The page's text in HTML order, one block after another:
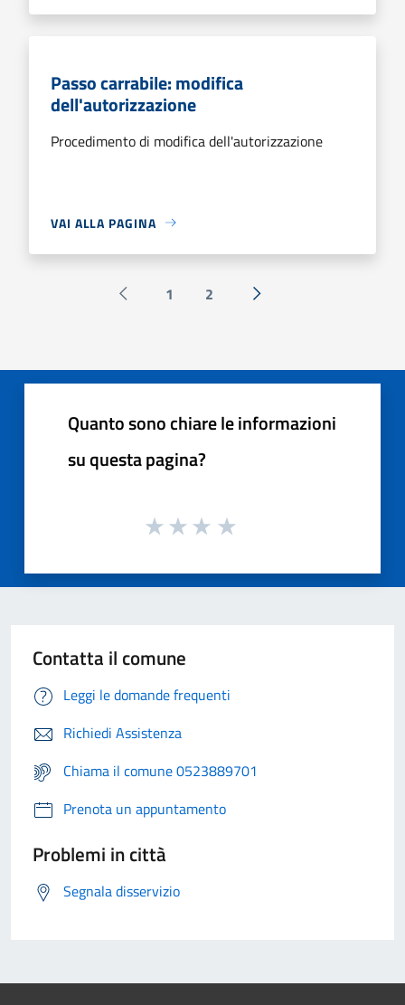
Passo carrabile: modifica
dell'autorizzazione
Procedimento di modifica dell'autorizzazione
VAI ALLA PAGINA
Pagina precedente
1 2 Successiva »
Quanto sono chiare le informazioni
su questa pagina?
Contatta il comune
Leggi le domande frequenti
Richiedi Assistenza
Chiama il comune 0523889701
Prenota un appuntamento
Problemi in città
Segnala disservizio